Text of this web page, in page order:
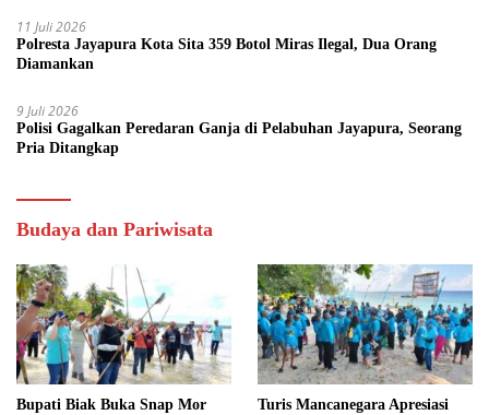
11 Juli 2026
Polresta Jayapura Kota Sita 359 Botol Miras Ilegal, Dua Orang
Diamankan
9 Juli 2026
Polisi Gagalkan Peredaran Ganja di Pelabuhan Jayapura, Seorang
Pria Ditangkap
Budaya dan Pariwisata
Bupati Biak Buka Snap Mor
Turis Mancanegara Apresiasi